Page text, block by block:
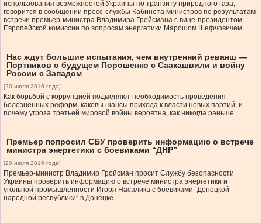
использования возможностей Украины по транзиту природного газа,
говорится в сообщении пресс-службы Кабинета министров по результатам
встречи премьер-министра Владимира Гройсмана с вице-президентом
Европейской комиссии по вопросам энергетики Марошом Шефчовичем
Нас ждут большие испытания, чем внутренний реванш —
Портников о будущем Порошенко с Саакашвили и войну
России с Западом
[20 июля 2016 года]
Как борьбой с коррупцией подменяют необходимость проведения
болезненных реформ, каковы шансы прихода к власти новых партий, и
почему угроза третьей мировой войны вероятна, как никогда раньше.
Премьер попросил СБУ проверить информацию о встрече
министра энергетики с боевиками “ДНР”
[20 июля 2016 года]
Премьер-министр Владимир Гройсман просит Службу безопасности
Украины проверить информацию о встрече министра энергетики и
угольной промышленности Игоря Насалика с боевиками “Донецкой
народной республики” в Донецке